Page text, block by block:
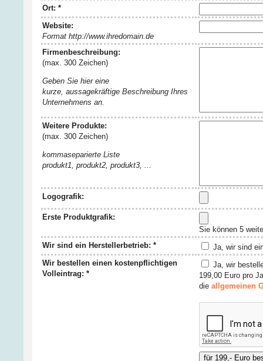
Ort: *
Website:
Format http://www.ihredomain.de
Firmenbeschreibung:
(max. 300 Zeichen)
Geben Sie hier eine
kurze, aussagekräftige Beschreibung Ihres
Unternehmens an.
Weitere Produkte:
(max. 300 Zeichen)
kommaseparierte Liste
produkt1, produkt2, produkt3, ...
Logografik:
Erste Produktgrafik:
Sie können 5
Wir sind ein Herstellerbetrieb: *
Ja, wir sind
Wir bestellen einen kostenpflichtigen
Volleintrag: *
Ja, wir
199,00 Euro pro
die allgemeinen